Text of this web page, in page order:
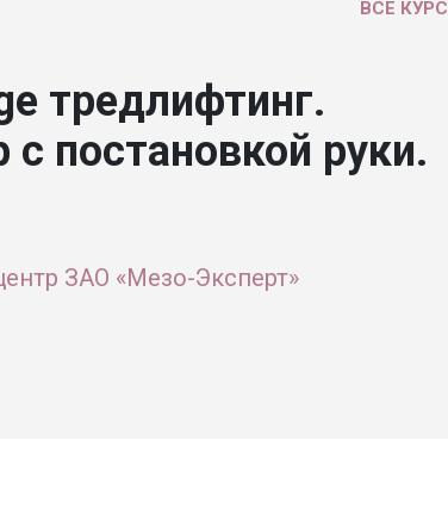
ВСЕ
тредлифтинг.
постановкой руки.
ЗАО «Мезо-Эксперт»